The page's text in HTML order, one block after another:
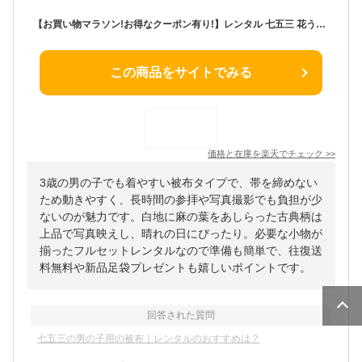
【お買い物マラソン!お得なクーポン有り!】レンタル 七五三 花うさぎ 被布コート 三歳 男児 着物 アンサンブル フルセット【3歳 貸衣装 子供 男の子 着物セット】お正月 卒業式【往復送料無料】古典 白 麻の葉 新品足袋プレゼント
この商品をサイトでみる
価格と在庫を楽天でチェック >>
3歳の男の子でも着やすい被布タイプで、帯を締めない
ため動きやすく、長時間の参拝や写真撮影でも負担が少
ないのが魅力です。白地に麻の葉をあしらった古典柄は
上品で写真映えし、晴れの日にぴったり。必要な小物が
揃ったフルセットレンタルなので準備も簡単で、往復送
料無料や新品足袋プレゼントも嬉しいポイントです。
回答された質問
七五三の男の子用の被布｜レンタルのおすすめは？